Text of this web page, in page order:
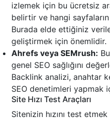
izlemek için bu ücretsiz
belirtir ve hangi
Burada elde ettiğiniz
geliştirmek için önemlidir.
Ahrefs veya SEMrush:
genel SEO sağlığını
Backlink analizi, anahtar
SEO denetimleri yapmak
Site Hızı Test Araçları
Sitenizin hızını test